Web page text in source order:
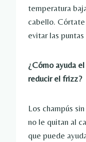
temperatura
cabello.
evitar las
¿Cómo ayuda
reducir el frizz?
Los champús
no le quitan al
que puede